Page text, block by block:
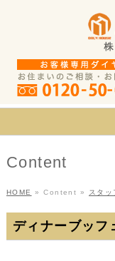
Content
HOME » Content » スタッ
ディナーブッフ